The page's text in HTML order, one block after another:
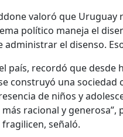
valoró que
político maneja el
administrar el disenso.
país, recordó que desde
construyó una
de niños y
racional y generosa”,
señaló.